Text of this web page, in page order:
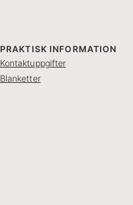
PRAKTISK INFORMATION
Kontaktuppgifter
Blanketter